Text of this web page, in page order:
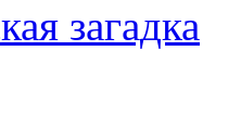
загадка